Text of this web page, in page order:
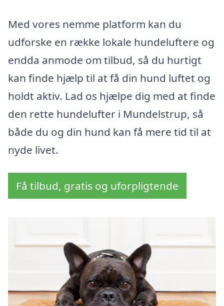
Med vores nemme platform kan du
udforske en række lokale hundeluftere og
endda anmode om tilbud, så du hurtigt
kan finde hjælp til at få din hund luftet og
holdt aktiv. Lad os hjælpe dig med at finde
den rette hundelufter i Mundelstrup, så
både du og din hund kan få mere tid til at
nyde livet.
Få tilbud, gratis og uforpligtende